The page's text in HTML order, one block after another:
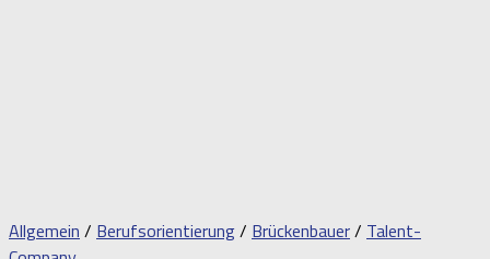
Allgemein / Berufsorientierung/ Brückenbauer/ Talent-